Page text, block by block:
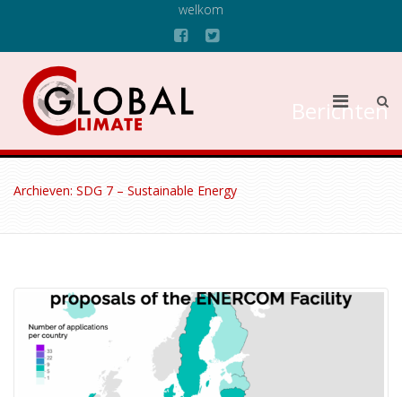
welkom
Berichten
Archieven: SDG 7 – Sustainable Energy